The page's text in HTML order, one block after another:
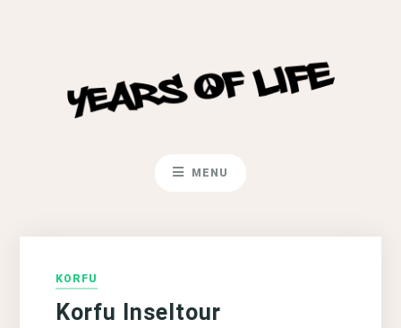
MENU
KORFU
Korfu Inseltour